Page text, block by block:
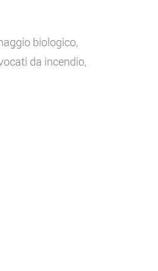
biologico,
da incendio,